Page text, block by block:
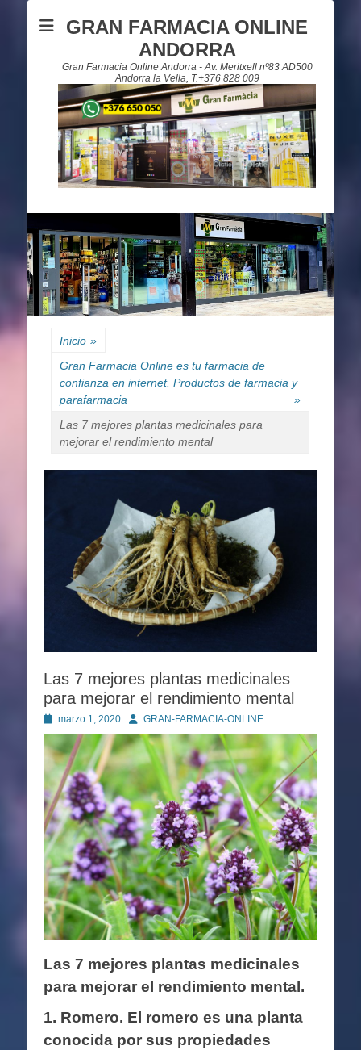
GRAN FARMACIA ONLINE
ANDORRA
Gran Farmacia Online Andorra - Av. Meritxell nº83 AD500
Andorra la Vella, T.+376 828 009
Inicio »
Gran Farmacia Online es tu farmacia de
confianza en internet. Productos de farmacia y
parafarmacia
»
Las 7 mejores plantas medicinales para
mejorar el rendimiento mental
Las 7 mejores plantas medicinales
para mejorar el rendimiento mental
Publicado
en
marzo 1, 2020 AutorGRAN-FARMACIA-ONLINE
Las 7 mejores plantas medicinales
para mejorar el rendimiento mental.
1. Romero. El romero es una planta
conocida por sus propiedades